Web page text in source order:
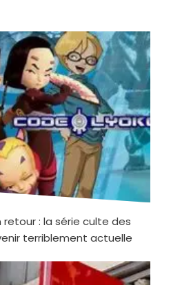
: la série culte des
terriblement actuelle